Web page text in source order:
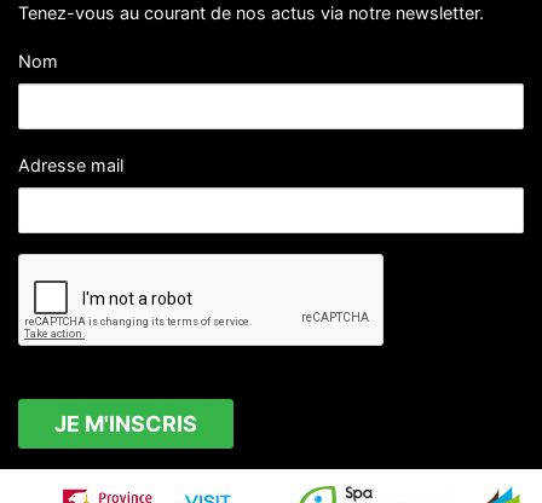
Tenez-vous au courant de nos actus via notre newsletter.
Nom
Adresse mail